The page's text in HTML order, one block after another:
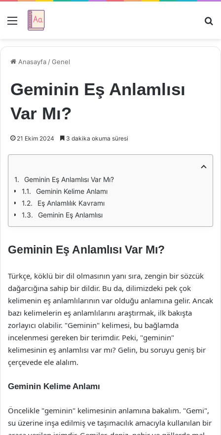
Menü
Anasayfa /Genel
Geminin Eş Anlamlısı
Var Mı?
21 Ekim 2024 3 dakika okuma süresi
Geminin Eş Anlamlısı Var Mı?
Geminin Kelime Anlamı
Eş Anlamlılık Kavramı
Geminin Eş Anlamlısı
Geminin Eş Anlamlısı Var Mı?
Türkçe, köklü bir dil olmasının yanı sıra, zengin bir sözcük
dağarcığına sahip bir dildir. Bu da, dilimizdeki pek çok
kelimenin eş anlamlılarının var olduğu anlamına gelir. Ancak
bazı kelimelerin eş anlamlılarını araştırmak, ilk bakışta
zorlayıcı olabilir. "Geminin" kelimesi, bu bağlamda
incelenmesi gereken bir terimdir. Peki, "geminin"
kelimesinin eş anlamlısı var mı? Gelin, bu soruyu geniş bir
çerçevede ele alalım.
Geminin Kelime Anlamı
Öncelikle "geminin" kelimesinin anlamına bakalım. "Gemi",
su üzerine inşa edilmiş ve taşımacılık amacıyla kullanılan bir